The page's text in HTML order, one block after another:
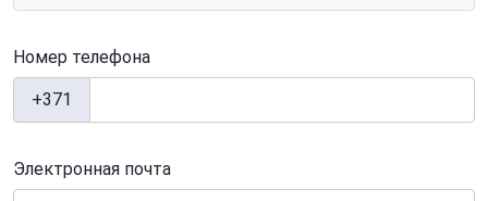
Номер телефона
+371
Электронная почта